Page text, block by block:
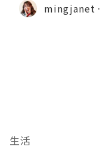
mingjanet
生活